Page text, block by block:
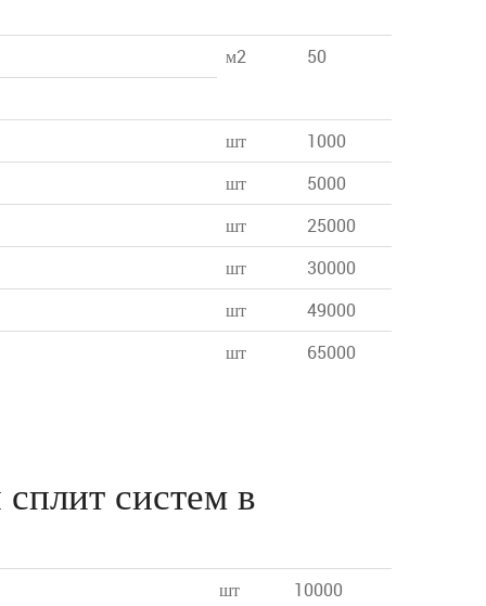
м2 50
шт
1000
шт
5000
шт
25000
шт
30000
шт
49000
шт
65000
систем в
шт
10000